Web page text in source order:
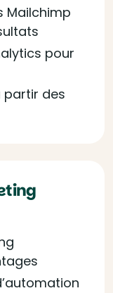
Mailchimp
pour
partir des